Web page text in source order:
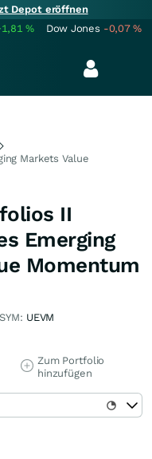
Depot eröffnen
% Dow Jones -0,07%
Markets Value
II
Emerging
Momentum
SYM: UEVM
Zum Portfolio
hinzufügen